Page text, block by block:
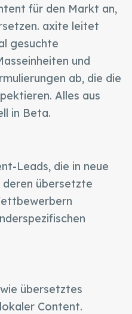
für den Markt an,
axite leitet
gesuchte
und
ab, die die
Alles aus
in Beta.
Leads, die in neue
deren übersetzte
übersetztes
Content.